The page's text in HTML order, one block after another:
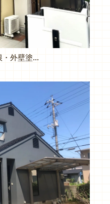
岡山県赤磐市｜桜が丘｜屋根・外壁塗装｜遮熱で快適！明るいクリーム色の家に大変身🏠✨